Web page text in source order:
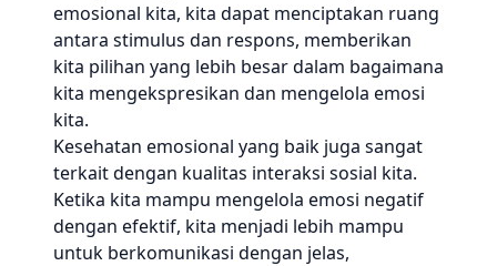
emosional kita, kita dapat menciptakan ruang
antara stimulus dan respons, memberikan
kita pilihan yang lebih besar dalam bagaimana
kita mengekspresikan dan mengelola emosi
kita.
Kesehatan emosional yang baik juga sangat
terkait dengan kualitas interaksi sosial kita.
Ketika kita mampu mengelola emosi negatif
dengan efektif, kita menjadi lebih mampu
untuk berkomunikasi dengan jelas,